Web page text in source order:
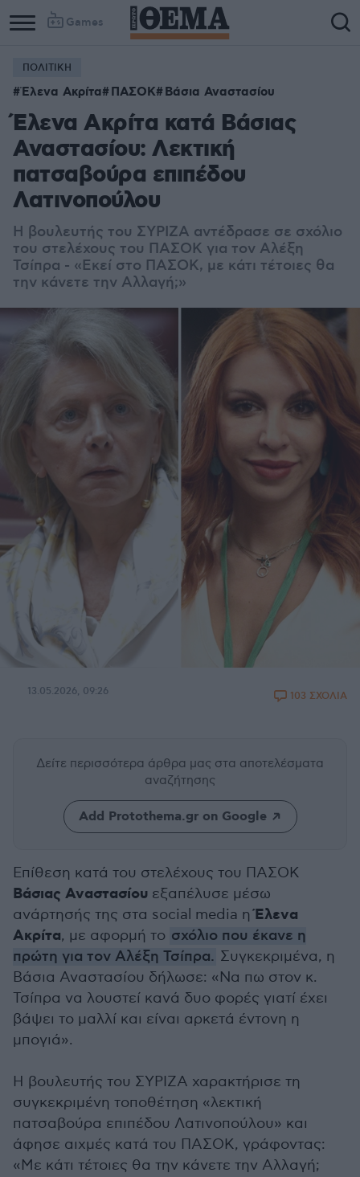
Games
ΠΟΛΙΤΙΚΗ
Έλενα Ακρίτα ΠΑΣΟΚ Βάσια Αναστασίου
Έλενα Ακρίτα κατά Βάσιας
Αναστασίου: Λεκτική
πατσαβούρα επιπέδου
Λατινοπούλου
Η βουλευτής του ΣΥΡΙΖΑ αντέδρασε σε σχόλιο
του στελέχους του ΠΑΣΟΚ για τον Αλέξη
Τσίπρα - «Εκεί στο ΠΑΣΟΚ, με κάτι τέτοιες θα
την κάνετε την Αλλαγή;»
13.05.2026, 09:26 103 ΣΧΟΛΙΑ
Δείτε περισσότερα άρθρα μας στα αποτελέσματα
αναζήτησης
Add Protothema.gr on Google
Επίθεση κατά του στελέχους του ΠΑΣΟΚ
Βάσιας Αναστασίου εξαπέλυσε μέσω
ανάρτησής της στα social media ηΈλενα
Ακρίτα, με αφορμή το σχόλιο που έκανε η
πρώτη για τον Αλέξη Τσίπρα. Συγκεκριμένα, η
Βάσια Αναστασίου δήλωσε: «Να πω στον κ.
Τσίπρα να λουστεί κανά δυο φορές γιατί έχει
βάψει το μαλλί και είναι αρκετά έντονη η
μπογιά».
Η βουλευτής του ΣΥΡΙΖΑ χαρακτήρισε τη
συγκεκριμένη τοποθέτηση «λεκτική
πατσαβούρα επιπέδου Λατινοπούλου» και
άφησε αιχμές κατά του ΠΑΣΟΚ, γράφοντας:
«Με κάτι τέτοιες θα την κάνετε την Αλλαγή;